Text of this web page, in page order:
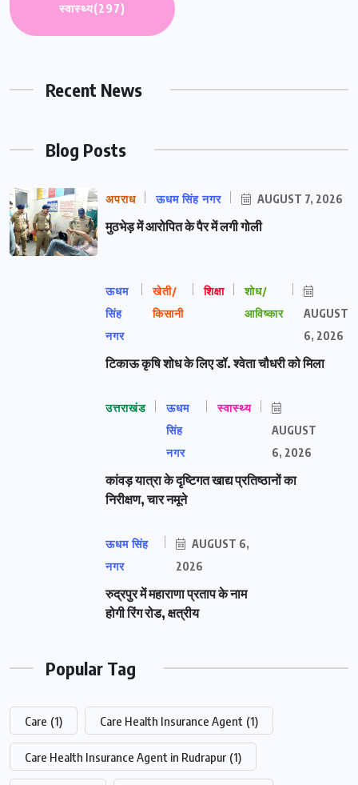
स्वास्थ्य(297)
Recent News
Blog Posts
अपराध ऊधम सिंह नगर AUGUST 7, 2026
मुठभेड़ में आरोपित के पैर में लगी गोली
ऊधम
सिंह
नगर
खेती/
किसानी
शिक्षा
शोध/
आविष्कार
AUGUST
6, 2026
टिकाऊ कृषि शोध के लिए डॉ. श्वेता चौधरी को मिला
उत्तराखंड
ऊधम
सिंह
नगर
स्वास्थ्य
AUGUST
6, 2026
कांवड़ यात्रा के दृष्टिगत खाद्य प्रतिष्ठानों का
निरीक्षण, चार नमूने
ऊधम सिंह
नगर
AUGUST 6,
2026
रुद्रपुर में महाराणा प्रताप के नाम
होगी रिंग रोड, क्षत्रीय
Popular Tag
Care (1) Care Health Insurance Agent (1)
Care Health Insurance Agent in Rudrapur (1)